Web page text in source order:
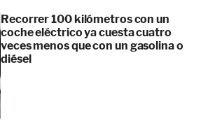
Recorrer 100 kilómetros con un
coche eléctrico ya cuesta cuatro
veces menos que con un gasolina o
diésel